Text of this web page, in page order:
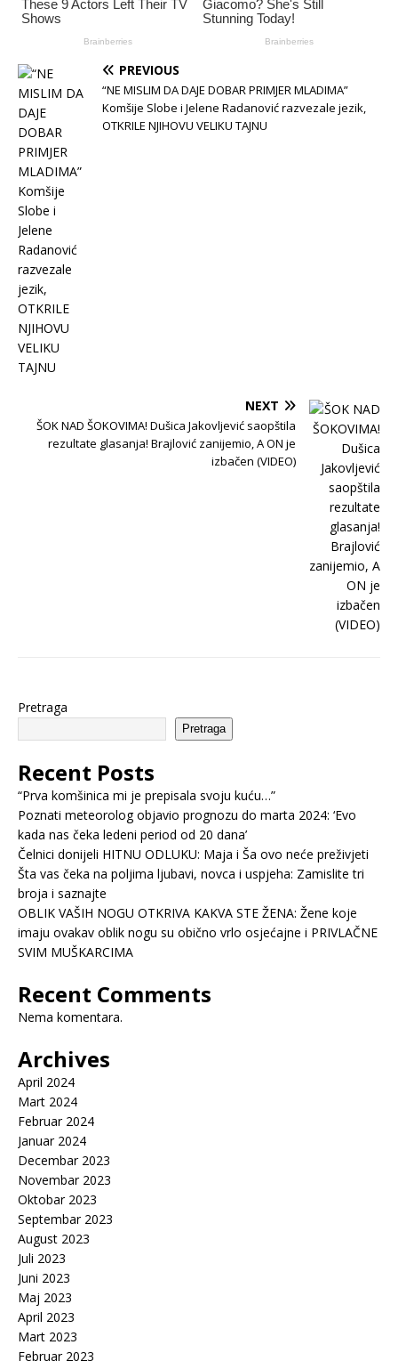
PREVIOUS
“NE MISLIM DA DAJE DOBAR PRIMJER MLADIMA”
Komšije Slobe i Jelene Radanović razvezale jezik,
OTKRILE NJIHOVU VELIKU TAJNU
NEXT
ŠOK NAD ŠOKOVIMA! Dušica Jakovljević saopštila
rezultate glasanja! Brajlović zanijemio, A ON je
izbačen (VIDEO)
Pretraga
Pretraga
Recent Posts
“Prva komšinica mi je prepisala svoju kuću…”
Poznati meteorolog objavio prognozu do marta 2024: ‘Evo
kada nas čeka ledeni period od 20 dana’
Čelnici donijeli HITNU ODLUKU: Maja i Ša ovo neće preživjeti
Šta vas čeka na poljima ljubavi, novca i uspjeha: Zamislite tri
broja i saznajte
OBLIK VAŠIH NOGU OTKRIVA KAKVA STE ŽENA: Žene koje
imaju ovakav oblik nogu su obično vrlo osjećajne i PRIVLAČNE
SVIM MUŠKARCIMA
Recent Comments
Nema komentara.
Archives
April 2024
Mart 2024
Februar 2024
Januar 2024
Decembar 2023
Novembar 2023
Oktobar 2023
Septembar 2023
August 2023
Juli 2023
Juni 2023
Maj 2023
April 2023
Mart 2023
Februar 2023